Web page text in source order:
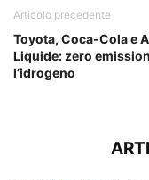
Articolo precedente
Toyota, Coca-Cola e
Liquide: zero
l’idrogeno